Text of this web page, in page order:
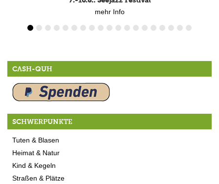
mehr Info
CASH-QUH
SCHWERPUNKTE
Tuten & Blasen
Heimat & Natur
Kind & Kegeln
Straßen & Plätze